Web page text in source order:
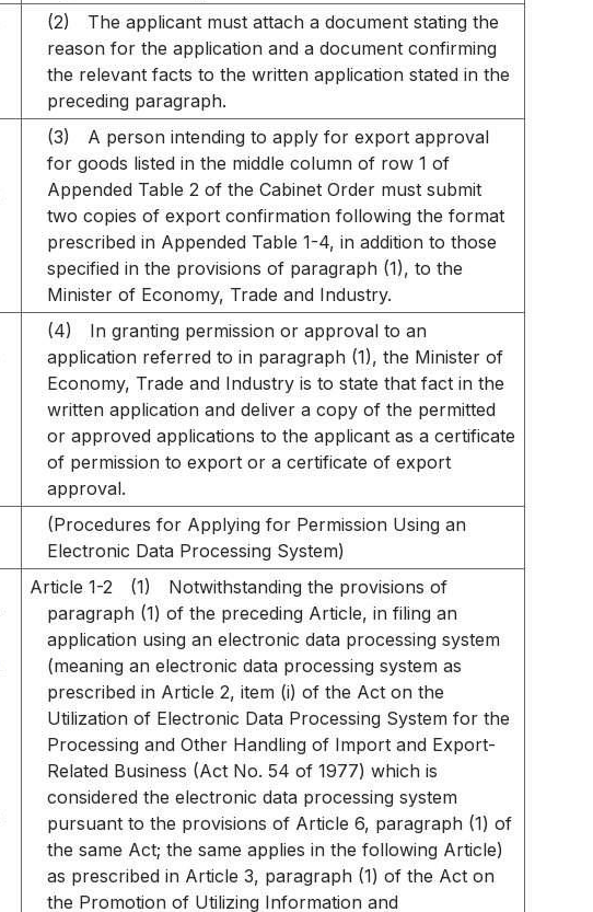
(2)
The applicant must attach a document stating the
reason for the application and a document confirming
the relevant facts to the written application stated in the
preceding paragraph.
(3)
A person intending to apply for export approval
for goods listed in the middle column of row 1 of
Appended Table 2 of the Cabinet Order must submit
two copies of export confirmation following the format
prescribed in Appended Table 1-4, in addition to those
specified in the provisions of paragraph (1), to the
Minister of Economy, Trade and Industry.
(4)
In granting permission or approval to an
application referred to in paragraph (1), the Minister of
Economy, Trade and Industry is to state that fact in the
written application and deliver a copy of the permitted
or approved applications to the applicant as a certificate
of permission to export or a certificate of export
approval.
(Procedures for Applying for Permission Using an
Electronic Data Processing System)
Article 1-2 (1)
Notwithstanding the provisions of
paragraph (1) of the preceding Article, in filing an
application using an electronic data processing system
(meaning an electronic data processing system as
prescribed in Article 2, item (i) of the Act on the
Utilization of Electronic Data Processing System for the
Processing and Other Handling of Import and Export-
Related Business (Act No. 54 of 1977) which is
considered the electronic data processing system
pursuant to the provisions of Article 6, paragraph (1) of
the same Act; the same applies in the following Article)
as prescribed in Article 3, paragraph (1) of the Act on
the Promotion of Utilizing Information and